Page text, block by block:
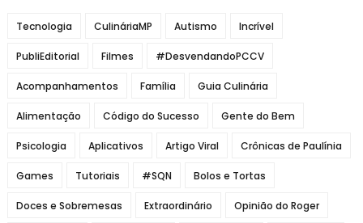
Tecnologia CulináriaMP Autismo Incrível
PubliEditorial Filmes #DesvendandoPCCV
Acompanhamentos Família Guia Culinária
Alimentação Código do Sucesso Gente do Bem
Psicologia Aplicativos Artigo Viral Crônicas de Paulínia
Games Tutoriais #SQN Bolos e Tortas
Doces e Sobremesas Extraordinário Opinião do Roger